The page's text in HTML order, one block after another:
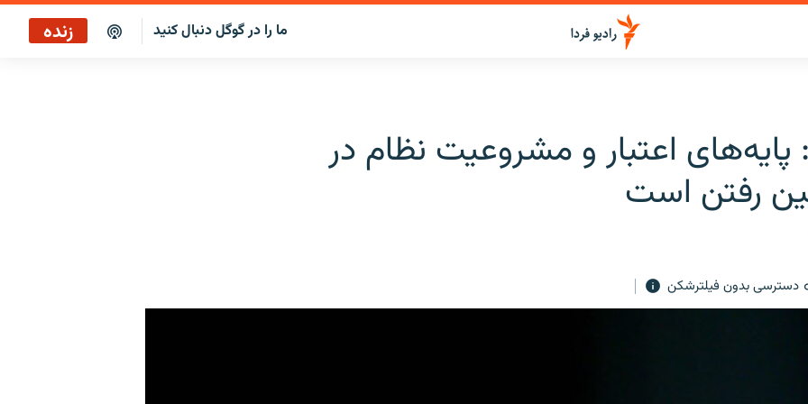
ما را در گوگل دنبال کنید زنده
اعتبار و مشروعیت نظام در
رفتن است
دسترسی بدون فیلترشکن